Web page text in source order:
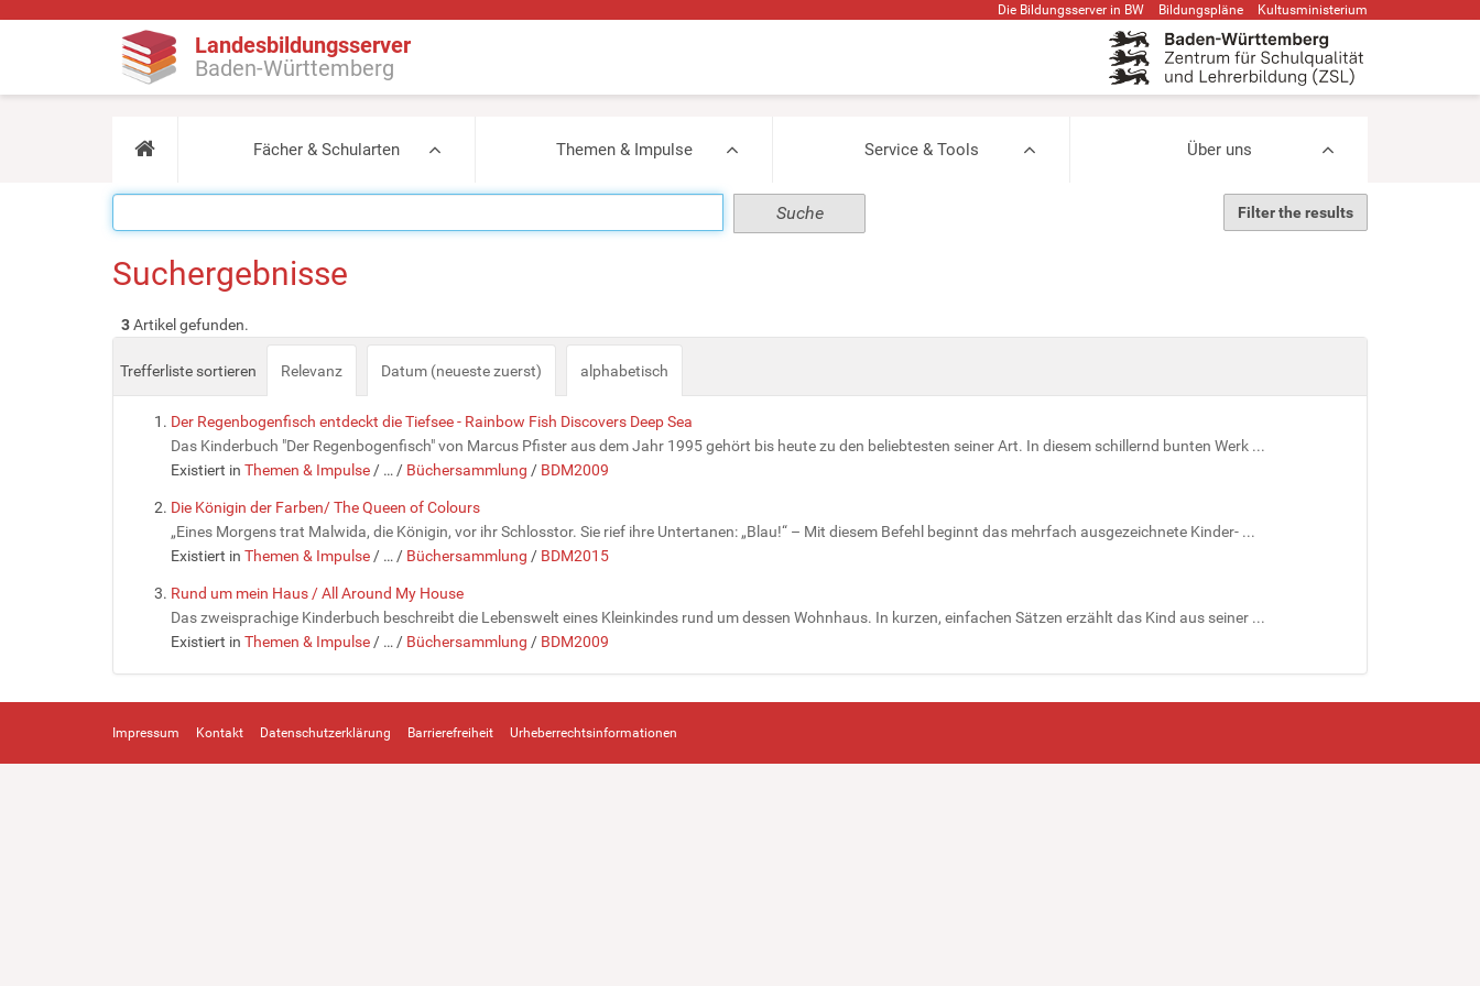
Die Bildungsserver in BW Bildungspläne Kultusministerium
Landesbildungsserver
Baden-Württemberg
Fächer & Schularten Themen & Impulse Service & Tools Über uns
Filter the results
Suchergebnisse
3Artikel gefunden.
Trefferliste sortieren Relevanz Datum (neueste zuerst) alphabetisch
Der Regenbogenfisch entdeckt die Tiefsee - Rainbow Fish Discovers Deep Sea
Das Kinderbuch "Der Regenbogenfisch" von Marcus Pfister aus dem Jahr 1995 gehört bis heute zu den beliebtesten seiner Art. In diesem schillernd bunten Werk ...
Existiert in Themen & Impulse / … / Büchersammlung / BDM2009
Die Königin der Farben/ The Queen of Colours
„Eines Morgens trat Malwida, die Königin, vor ihr Schlosstor. Sie rief ihre Untertanen: „Blau!“ – Mit diesem Befehl beginnt das mehrfach ausgezeichnete Kinder- ...
Existiert in Themen & Impulse / … / Büchersammlung / BDM2015
Rund um mein Haus / All Around My House
Das zweisprachige Kinderbuch beschreibt die Lebenswelt eines Kleinkindes rund um dessen Wohnhaus. In kurzen, einfachen Sätzen erzählt das Kind aus seiner ...
Existiert in Themen & Impulse / … / Büchersammlung / BDM2009
Impressum Kontakt Datenschutzerklärung Barrierefreiheit Urheberrechtsinformationen